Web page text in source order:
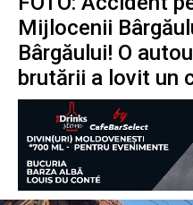
Mijlocenii
Bârgăului! O
brutării a lovit un